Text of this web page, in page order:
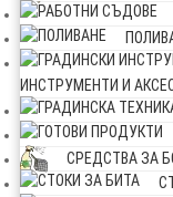
ИНСТРУМЕНТИ И
СРЕДСТВА ЗА